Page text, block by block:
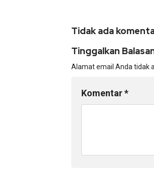
Tidak ada
Tinggalkan
Alamat email Anda tidak
Komentar*